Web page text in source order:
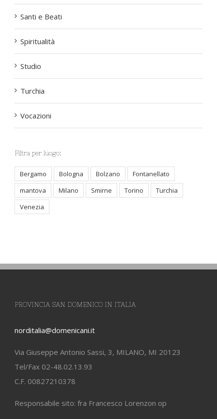
Santi e Beati
Spiritualità
Studio
Turchia
Vocazioni
Filtra per luogo:
Bergamo Bologna Bolzano
Fontanellato
mantova
Milano Smirne Torino
Turchia
Venezia
PROVINCIA SAN DOMENICO IN ITALIA
norditalia@domenicani.it
Via Giuseppe Antonio Sassi, 3, MILANO, MI 20123
Tel/Fax 02-48.02.13.93
C.F. 00827210378
Responsabile sito: fra Francesco Lorenzon op